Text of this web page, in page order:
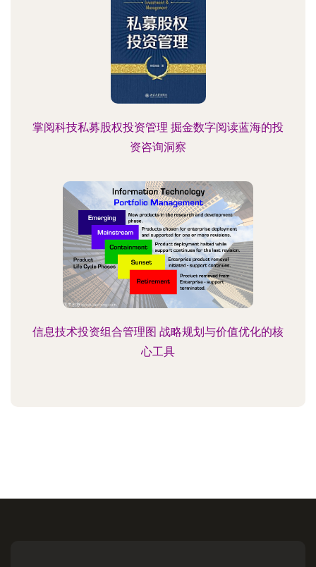
掌阅科技私募股权投资管理 掘金数字阅读蓝海的投
资咨询洞察
信息技术投资组合管理图 战略规划与价值优化的核
心工具